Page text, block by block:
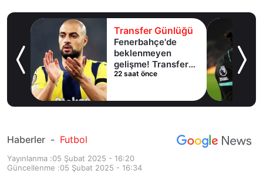
Transfer Günlüğü
Fenerbahçe'de
beklenmeyen
gelişme! Transfer
iptal oldu
22 saat önce
Haberler - Futbol
Yayınlanma :05 Şubat 2025 - 16:20
Güncellenme :05 Şubat 2025 - 16:34